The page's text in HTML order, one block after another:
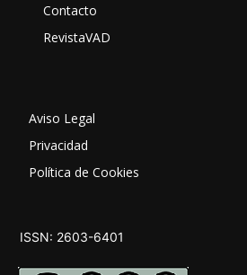
Contacto
RevistaVAD
Aviso Legal
Privacidad
Política de Cookies
ISSN: 2603-6401